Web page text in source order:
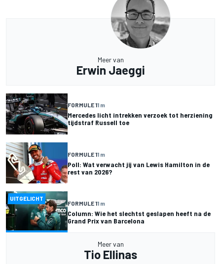
Meer van
Erwin Jaeggi
FORMULE 11 m
Mercedes licht intrekken verzoek tot herziening
tijdstraf Russell toe
FORMULE 11 m
Poll: Wat verwacht jij van Lewis Hamilton in de
rest van 2026?
UITGELICHT
FORMULE 11 m
Column: Wie het slechtst geslapen heeft na de
Grand Prix van Barcelona
Meer van
Tio Ellinas